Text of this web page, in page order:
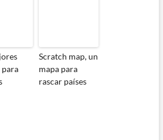
para
Scratch map, un
mapa para
rascar países